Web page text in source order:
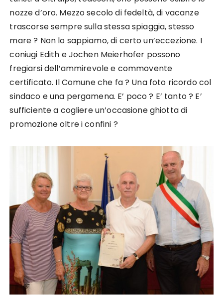
nozze d’oro. Mezzo secolo di fedeltà, di vacanze
trascorse sempre sulla stessa spiaggia, stesso
mare ? Non lo sappiamo, di certo un’eccezione. I
coniugi Edith e Jochen Meierhofer possono
fregiarsi dell’ammirevole e commovente
certificato. Il Comune che fa ? Una foto ricordo col
sindaco e una pergamena. E’ poco ? E’ tanto ? E’
sufficiente a cogliere un’occasione ghiotta di
promozione oltre i confini ?